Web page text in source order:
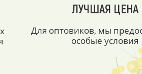
ЛУЧШАЯ ЦЕНА
Для оптовиков, мы
особые условия